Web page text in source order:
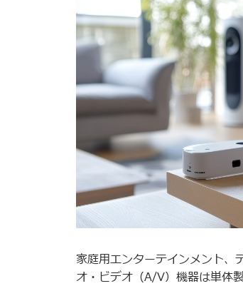
家庭用エンターテインメント、
オ・ビデオ（A/V）機器は単体